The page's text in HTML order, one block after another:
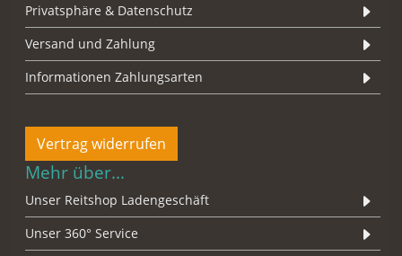
Privatsphäre & Datenschutz
Versand und Zahlung
Informationen Zahlungsarten
Vertrag widerrufen
Mehr über...
Unser Reitshop Ladengeschäft
Unser 360° Service